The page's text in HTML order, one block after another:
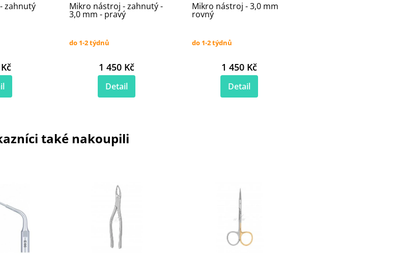
zahnutý Mikro nástroj - zahnutý -
3,0 mm - pravý
do 1-2 týdnů
1 450 Kč
Detail
Mikro nástroj - 3,0 mm
rovný
do 1-2 týdnů
1 450 Kč
Detail
také nakoupili